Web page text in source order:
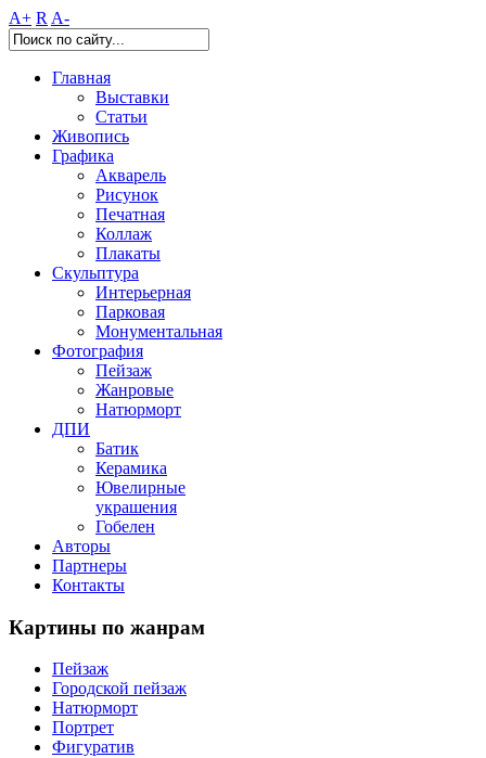
A+ R A-
Главная
Выставки
Статьи
Живопись
Графика
Акварель
Рисунок
Печатная
Коллаж
Плакаты
Скульптура
Интерьерная
Парковая
Монументальная
Фотография
Пейзаж
Жанровые
Натюрморт
ДПИ
Батик
Керамика
Ювелирные
украшения
Гобелен
Авторы
Партнеры
Контакты
Картины по жанрам
Пейзаж
Городской пейзаж
Натюрморт
Портрет
Фигуратив